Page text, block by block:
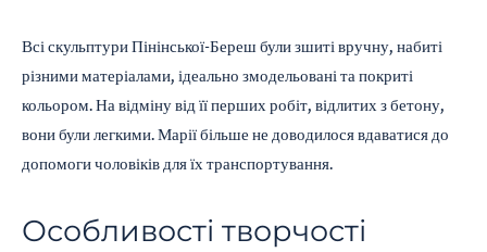
Всі скульптури Пінінської-Береш були зшиті вручну, набиті
різними матеріалами, ідеально змодельовані та покриті
кольором. На відміну від її перших робіт, відлитих з бетону,
вони були легкими. Марії більше не доводилося вдаватися до
допомоги чоловіків для їх транспортування.
Особливості творчості